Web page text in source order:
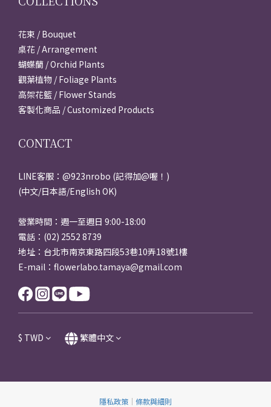
花束 / Bouquet
桌花 / Arrangement
蝴蝶蘭 / Orchid Plants
觀葉植物 / Foliage Plants
高架花籃 / Flower Stands
客製化商品 / Customized Products
CONTACT
LINE客服：@923nrobo (記得加@喔！)
(中文/日本語/English OK)
營業時間：週一至週日 9:00-18:00
電話：(02) 2552 8739
地址：台北市南京東路四段53巷10弄18號1樓
E-mail：flowerlabo.tamaya@gmail.com
$ TWD 繁體中文
隱私政策 ｜ 條款與細則